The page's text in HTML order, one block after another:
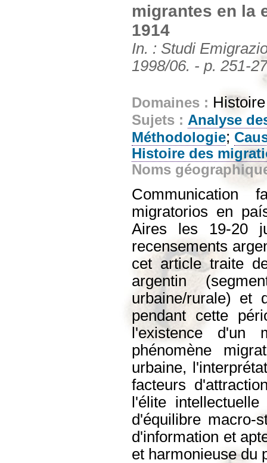
migrantes en la
1914
In. : Studi
1998/06. - p. 251-
Domaines :
Sujets : Analyse
Méthodologie;
Histoire des
Noms
Communication
migratorios en
Aires les 19-20
recensements
cet article traite
argentin
urbaine/rurale) et
pendant cette
l'existence d'un
phénomène
urbaine,
facteurs
l'élite
d'équilibre macro-
d'information et
et harmonieuse du